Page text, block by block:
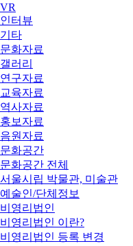
VR
인터뷰
기타
문화자료
갤러리
연구자료
교육자료
역사자료
홍보자료
음원자료
문화공간
문화공간 전체
서울시립 박물관, 미술관
예술인/단체정보
비영리법인
비영리법인 이란?
비영리법인 등록 변경